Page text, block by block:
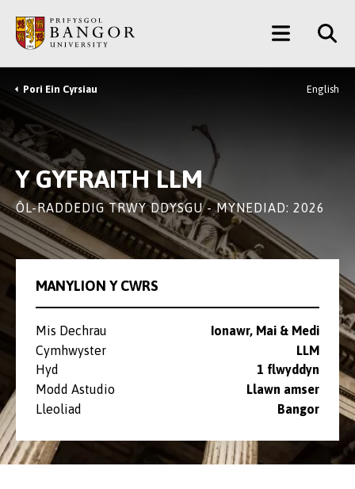
Prif
Gynnwys
Main
Menu
Breadcrumb
Pori Ein Cyrsiau English
Y GYFRAITH LLM
ÔL-RADDEDIG TRWY DDYSGU - MYNEDIAD: 2026
MANYLION Y CWRS
Mis Dechrau
Ionawr, Mai & Medi
Cymhwyster
LLM
Hyd
1 flwyddyn
Modd Astudio
Llawn amser
Lleoliad
Bangor